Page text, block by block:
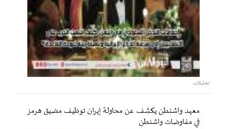
تحليلات
معهد واشنطن يكشف عن محاولة إيران توظيف مضيق هرمز
في مفاوضات واشنطن